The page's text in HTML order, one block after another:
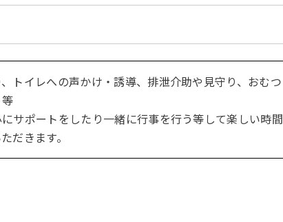
トイレへの声かけ・誘導、排泄介助や見守り、おむつ
サポートをしたり一緒に行事を行う等して楽しい時間
だきます。